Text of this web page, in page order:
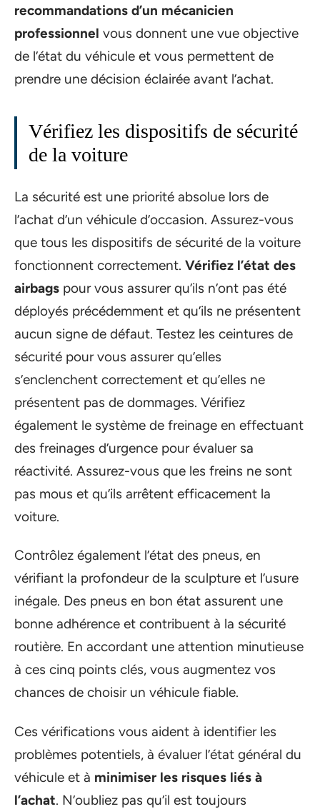
recommandations d’un mécanicien
professionnel vous donnent une vue objective
de l’état du véhicule et vous permettent de
prendre une décision éclairée avant l’achat.
Vérifiez les dispositifs de sécurité
de la voiture
La sécurité est une priorité absolue lors de
l’achat d’un véhicule d’occasion. Assurez-vous
que tous les dispositifs de sécurité de la voiture
fonctionnent correctement. Vérifiez l’état des
airbags pour vous assurer qu’ils n’ont pas été
déployés précédemment et qu’ils ne présentent
aucun signe de défaut. Testez les ceintures de
sécurité pour vous assurer qu’elles
s’enclenchent correctement et qu’elles ne
présentent pas de dommages. Vérifiez
également le système de freinage en effectuant
des freinages d’urgence pour évaluer sa
réactivité. Assurez-vous que les freins ne sont
pas mous et qu’ils arrêtent efficacement la
voiture.
Contrôlez également l’état des pneus, en
vérifiant la profondeur de la sculpture et l’usure
inégale. Des pneus en bon état assurent une
bonne adhérence et contribuent à la sécurité
routière. En accordant une attention minutieuse
à ces cinq points clés, vous augmentez vos
chances de choisir un véhicule fiable.
Ces vérifications vous aident à identifier les
problèmes potentiels, à évaluer l’état général du
véhicule et à minimiser les risques liés à
l’achat. N’oubliez pas qu’il est toujours